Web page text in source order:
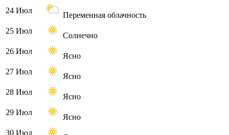
24 Июл
Переменная облачность
25 Июл
Солнечно
26 Июл
Ясно
27 Июл
Ясно
28 Июл
Ясно
29 Июл
Ясно
30 Июл